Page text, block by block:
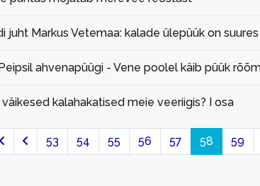
juht Markus Vetemaa: kalade ülepüük on
ahvenapüügi - Vene poolel käib püük
kalahakatised meie veeriigis? I osa
53 54 55 56 57 58 59